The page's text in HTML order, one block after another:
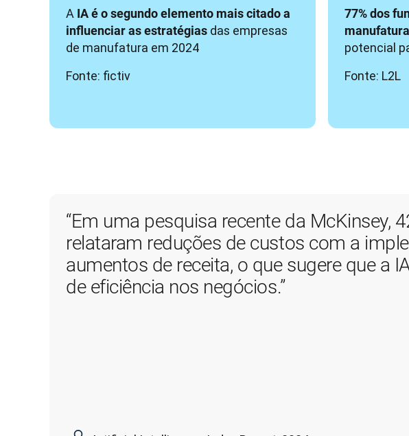
A IA é o segundo elemento mais citado a
influenciar as estratégias das empresas
de manufatura em 2024
Fonte: fictiv
77% dos
manufatura
potencial
Fonte: L2L
“Em uma pesquisa recente da McKinsey,
relataram reduções de custos com a
aumentos de receita, o que sugere que a
de eficiência nos negócios.”